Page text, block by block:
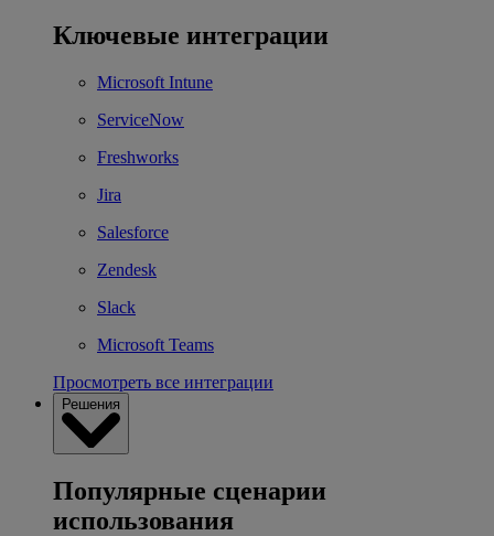
Ключевые интеграции
Microsoft Intune
ServiceNow
Freshworks
Jira
Salesforce
Zendesk
Slack
Microsoft Teams
Просмотреть все интеграции
Решения
Популярные сценарии
использования